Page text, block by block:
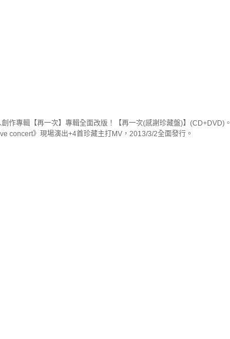
作專輯【再一次】專輯全面改版！【再一次(感謝珍藏盤)】(CD+DVD)。
concert》現場演出+4首珍藏主打MV，2013/3/2全面發行。